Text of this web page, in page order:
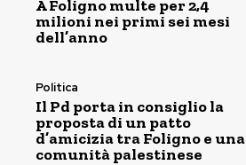
A Foligno multe per 2,4
milioni nei primi sei mesi
dell’anno
Politica
Il Pd porta in consiglio la
proposta di un patto
d’amicizia tra Foligno e una
comunità palestinese